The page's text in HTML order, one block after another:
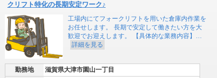
クリフト特化の長期安定ワーク♪
工場内にてフォークリフトを用いた倉庫内作業を
お任せします。 長期で安定して働きたい方を大
歓迎でお迎えします。 【具体的な業務内容】…
詳細を見る
勤務地
滋賀県大津市園山一丁目